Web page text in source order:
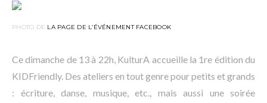
PHOTO DE LA PAGE DE L’ÉVÉNEMENT FACEBOOK
Ce dimanche de 13 à 22h, KulturA accueille la 1re édition du
KIDFriendly. Des ateliers en tout genre pour petits et grands
: écriture, danse, musique, etc., mais aussi une soirée